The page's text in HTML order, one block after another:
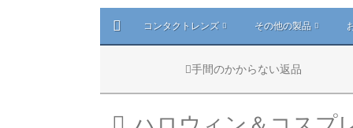
コンタクトレンズ その他の製品
手間のかからない返品